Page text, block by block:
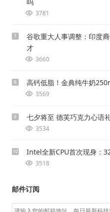
3781
7
谷歌重大人事调整：印度
才
3660
8 高钙低脂！金典纯牛奶
3569
9 七夕将至 德芙巧克力心语
3534
10 Intel全新CPU首次现身：
3518
邮件订阅